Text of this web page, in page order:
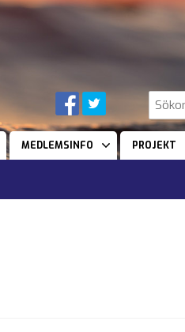
MEDLEMSINFO PROJEKT